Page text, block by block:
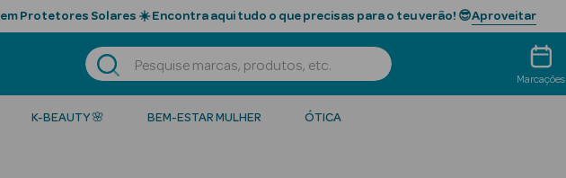
em Protetores Solares ☀️ Encontra aqui tudo o que precisas para o teu verão! 😎Aproveitar
Marcações
K-BEAUTY 🌸 BEM-ESTAR MULHER ÓTICA